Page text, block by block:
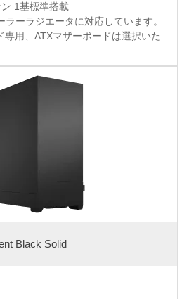
1基標準搭載
ラーラジエータに対応しています。
用、ATXマザーボードは選択いた
Black Solid